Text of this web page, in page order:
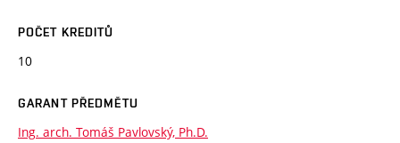
POČET KREDITŮ
10
GARANT PŘEDMĚTU
Ing. arch. Tomáš Pavlovský, Ph.D.